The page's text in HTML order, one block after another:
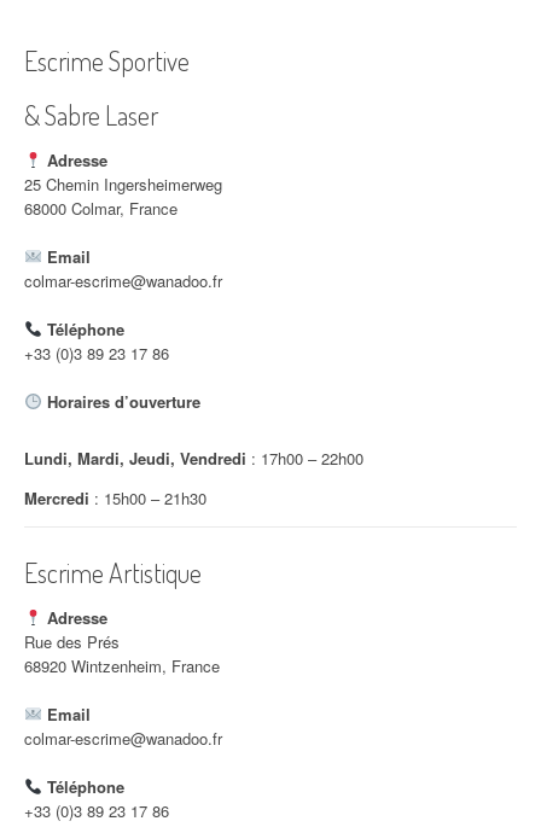
g
a
t
i
o
n
d
'
a
t
i
c
l
e
Escrime Sportive
& Sabre Laser
Adresse
25 Chemin Ingersheimerweg
68000 Colmar, France
Email
colmar-escrime@wanadoo.fr
Téléphone
+33 (0)3 89 23 17 86
Horaires d’ouverture
Lundi, Mardi, Jeudi, Vendredi : 17h00 – 22h00
Mercredi : 15h00 – 21h30
Escrime Artistique
Adresse
Rue des Prés
68920 Wintzenheim, France
Email
colmar-escrime@wanadoo.fr
Téléphone
+33 (0)3 89 23 17 86